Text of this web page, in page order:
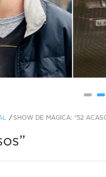
SHOW DE MÁGICA: “52